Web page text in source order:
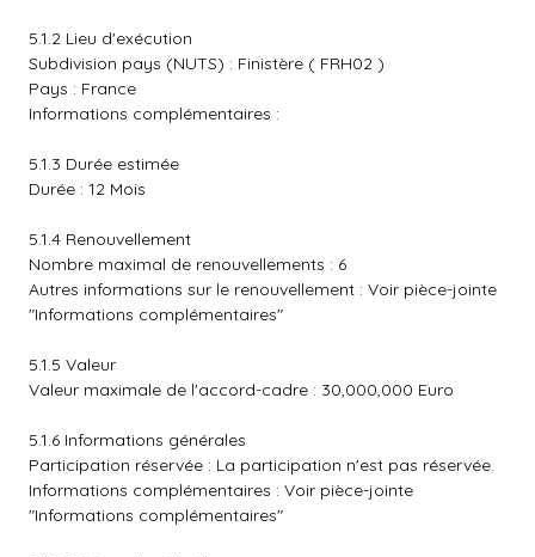
5.1.2 Lieu d'exécution
Subdivision pays (NUTS) : Finistère ( FRH02 )
Pays : France
Informations complémentaires :
5.1.3 Durée estimée
Durée : 12 Mois
5.1.4 Renouvellement
Nombre maximal de renouvellements : 6
Autres informations sur le renouvellement : Voir pièce-jointe
"Informations complémentaires"
5.1.5 Valeur
Valeur maximale de l'accord-cadre : 30,000,000 Euro
5.1.6 Informations générales
Participation réservée : La participation n'est pas réservée.
Informations complémentaires : Voir pièce-jointe
"Informations complémentaires"